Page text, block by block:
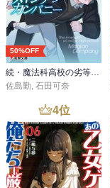
50%OFF
続・魔法科高校の劣等生 メイジアン・カンパニー(11)
佐島勤, 石田可奈
4位